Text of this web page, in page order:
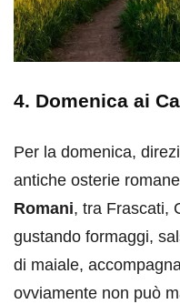
4. Domenica ai
Per la domenica,
antiche osterie
Romani, tra Frascati,
gustando formaggi,
di maiale,
ovviamente non può